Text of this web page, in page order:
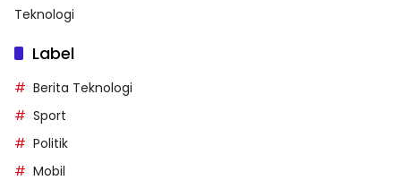
Teknologi
Label
Berita Teknologi
Sport
Politik
Mobil